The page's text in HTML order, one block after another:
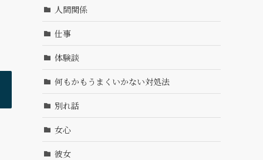
人間関係
仕事
体験談
何もかもうまくいかない対処法
別れ話
女心
彼女